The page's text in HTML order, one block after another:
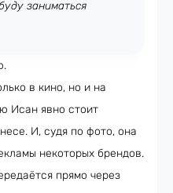
заниматься
в кино, но и на
Исан явно стоит
И, судя по фото, она
некоторых брендов.
прямо через